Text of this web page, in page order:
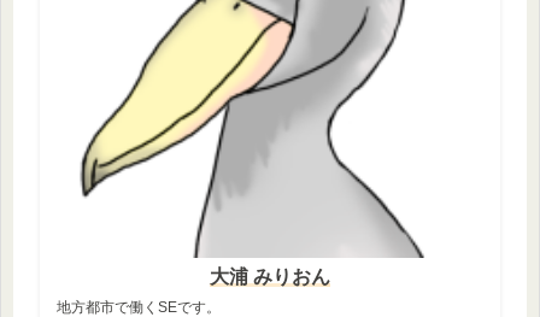
大浦 みりおん
地方都市で働くSEです。